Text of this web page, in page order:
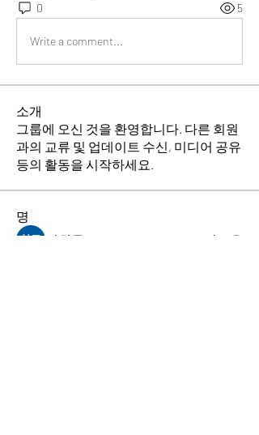
0 5
Write a comment...
소개
그룹에 오신 것을 환영합니다. 다른 회원
과의 교류 및 업데이트 수신, 미디어 공유
등의 활동을 시작하세요.
명
김희두
팔로우